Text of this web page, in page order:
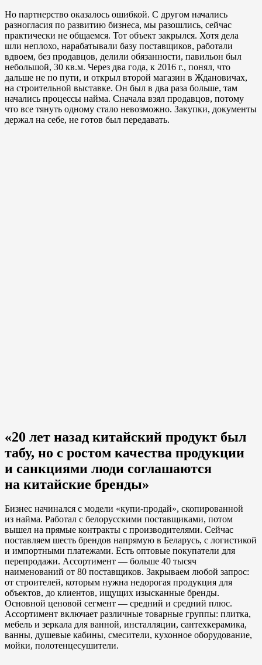
Но партнерство оказалось ошибкой. С другом начались
разногласия по развитию бизнеса, мы разошлись, сейчас
практически не общаемся. Тот объект закрылся. Хотя дела
шли неплохо, нарабатывали базу поставщиков, работали
вдвоем, без продавцов, делили обязанности, павильон был
небольшой, 30 кв.м. Через два года, к 2016 г., понял, что
дальше не по пути, и открыл второй магазин в Ждановичах,
на строительной выставке. Он был в два раза больше, там
начались процессы найма. Сначала взял продавцов, потому
что все тянуть одному стало невозможно. Закупки, документы
держал на себе, не готов был передавать.
«20 лет назад китайский продукт был
табу, но с ростом качества продукции
и санкциями люди соглашаются
на китайские бренды»
Бизнес начинался с модели «купи-продай», скопированной
из найма. Работал с белорусскими поставщиками, потом
вышел на прямые контракты с производителями. Сейчас
поставляем шесть брендов напрямую в Беларусь, с логистикой
и импортными платежами. Есть оптовые покупатели для
перепродажи. Ассортимент — больше 40 тысяч
наименований от 80 поставщиков. Закрываем любой запрос:
от строителей, которым нужна недорогая продукция для
объектов, до клиентов, ищущих изысканные бренды.
Основной ценовой сегмент — средний и средний плюс.
Ассортимент включает различные товарные группы: плитка,
мебель и зеркала для ванной, инсталляции, сантехкерамика,
ванны, душевые кабины, смесители, кухонное оборудование,
мойки, полотенцесушители.